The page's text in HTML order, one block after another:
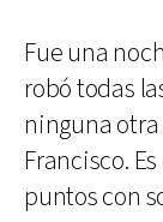
Fue una
robó todas
ninguna otra
Francisco.
puntos con